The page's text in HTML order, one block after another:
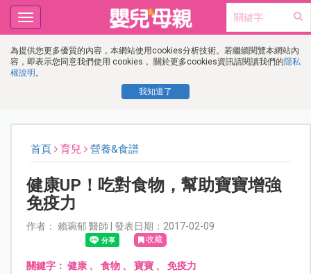
為提供您更多優質的內容，本網站使用cookies分析技術。若繼續閱覽本網站內
容，即表示您同意我們使用 cookies， 關於更多cookies資訊請閱讀我們的隱私
權說明 。
我知道了
Toggle
navigation
首頁 育兒 營養&食譜
健康UP！吃對食物，幫助寶寶增強
免疫力
作者： 賴琬郁 醫師 | 發表日期：2017-02-09
收藏
關鍵字： 健康、 食物、 寶寶、 免疫力